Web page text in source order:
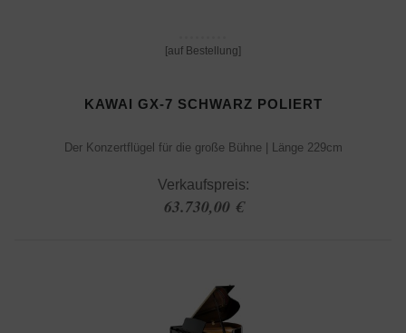
[auf Bestellung]
KAWAI GX-7 SCHWARZ POLIERT
Der Konzertflügel für die große Bühne | Länge 229cm
Verkaufspreis:
63.730,00 €